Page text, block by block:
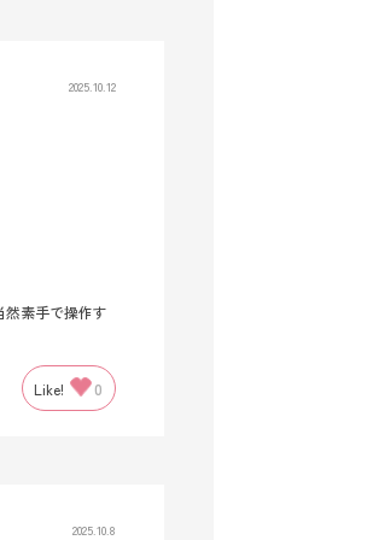
2025.10.12
素手で操作す
Like! 0
2025.10.8